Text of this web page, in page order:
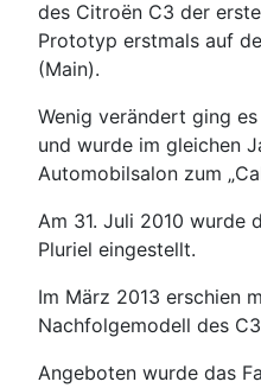
des Citroën C3 der
Prototyp erstmals auf
(Main).
Wenig verändert ging
und wurde im gleichen
Automobilsalon zum
Am 31. Juli 2010 wurde
Pluriel eingestellt.
Im März 2013 erschien
Nachfolgemodell des
Angeboten wurde das